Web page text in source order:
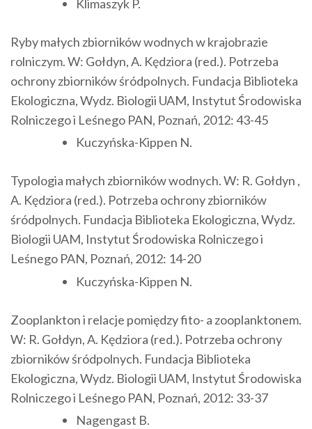
Klimaszyk P.
Ryby małych zbiorników wodnych w krajobrazie
rolniczym. W: Gołdyn, A. Kędziora (red.). Potrzeba
ochrony zbiorników śródpolnych. Fundacja Biblioteka
Ekologiczna, Wydz. Biologii UAM, Instytut Środowiska
Rolniczego i Leśnego PAN, Poznań, 2012: 43-45
Kuczyńska-Kippen N.
Typologia małych zbiorników wodnych. W: R. Gołdyn ,
A. Kędziora (red.). Potrzeba ochrony zbiorników
śródpolnych. Fundacja Biblioteka Ekologiczna, Wydz.
Biologii UAM, Instytut Środowiska Rolniczego i
Leśnego PAN, Poznań, 2012: 14-20
Kuczyńska-Kippen N.
Zooplankton i relacje pomiędzy fito- a zooplanktonem.
W: R. Gołdyn, A. Kędziora (red.). Potrzeba ochrony
zbiorników śródpolnych. Fundacja Biblioteka
Ekologiczna, Wydz. Biologii UAM, Instytut Środowiska
Rolniczego i Leśnego PAN, Poznań, 2012: 33-37
Nagengast B.